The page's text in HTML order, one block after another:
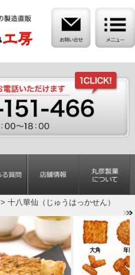
> 十八華仙（じゅうはっかせん）